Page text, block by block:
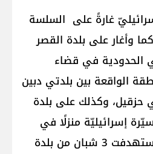
غارةً على السلسة
وأغار على بلدة القصر
الحدودية في قضاء
الواقعة بين بلدتي دبين
حزقيل، وكذلك على بلدة
إسرائيليّة منزلًا في
أعالي كفرحمام، كما استهدفت 3 شبان من بلدة